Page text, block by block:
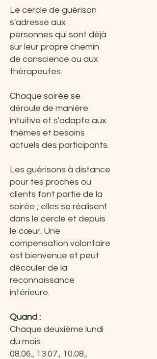
Le cercle de guérison
s'adresse aux
personnes qui sont déjà
sur leur propre chemin
de conscience ou aux
thérapeutes.
Chaque soirée se
déroule de manière
intuitive et s'adapte aux
thèmes et besoins
actuels des participants.
Les guérisons à distance
pour tes proches ou
clients font partie de la
soirée ; elles se réalisent
dans le cercle et depuis
le cœur. Une
compensation volontaire
est bienvenue et peut
découler de la
reconnaissance
intérieure.
Quand :
Chaque deuxième lundi
du mois
08.06., 13.07., 10.08.,